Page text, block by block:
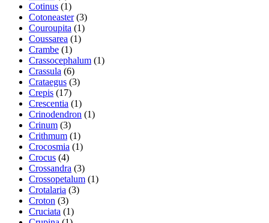
Cotinus (1)
Cotoneaster(3)
Couroupita (1)
Coussarea (1)
Crambe (1)
Crassocephalum (1)
Crassula (6)
Crataegus (3)
Crepis (17)
Crescentia (1)
Crinodendron (1)
Crinum (3)
Crithmum (1)
Crocosmia (1)
Crocus (4)
Crossandra (3)
Crossopetalum (1)
Crotalaria (3)
Croton (3)
Cruciata (1)